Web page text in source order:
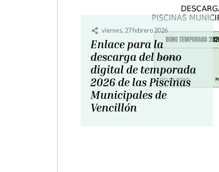
viernes, 13 febrero 2026
Instalación
fotovoltaica de 5 Kw
para autoconsumo de
local social
polivalente de
Vencillón